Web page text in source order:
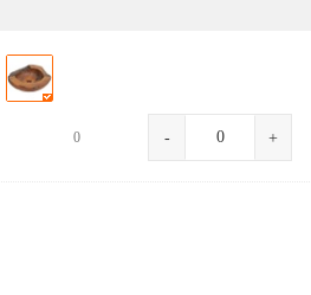
0 - +